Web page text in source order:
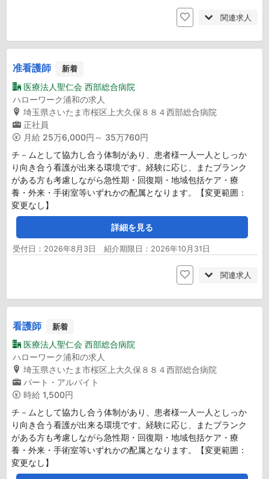
関連求人
准看護師 新着
医療法人聖仁会 西部総合病院
ハローワーク浦和の求人
埼玉県さいたま市桜区上大久保８８４西部総合病院
正社員
月給 25万6,000円～ 35万760円
チ－ムとして協力し合う体制があり、患者様一人一人としっか
り向き合う看護が出来る環境です。経験に応じ、またブランク
がある方も考慮しながら急性期・回復期・地域包括ケア・療
養・外来・手術室等いずれかの配属となります。【変更範囲：
変更なし】
詳細を見る
受付日：2026年8月3日 紹介期限日：2026年10月31日
関連求人
看護師 新着
医療法人聖仁会 西部総合病院
ハローワーク浦和の求人
埼玉県さいたま市桜区上大久保８８４西部総合病院
パート・アルバイト
時給 1,500円
チ－ムとして協力し合う体制があり、患者様一人一人としっか
り向き合う看護が出来る環境です。経験に応じ、またブランク
がある方も考慮しながら急性期・回復期・地域包括ケア・療
養・外来・手術室等いずれかの配属となります。【変更範囲：
変更なし】